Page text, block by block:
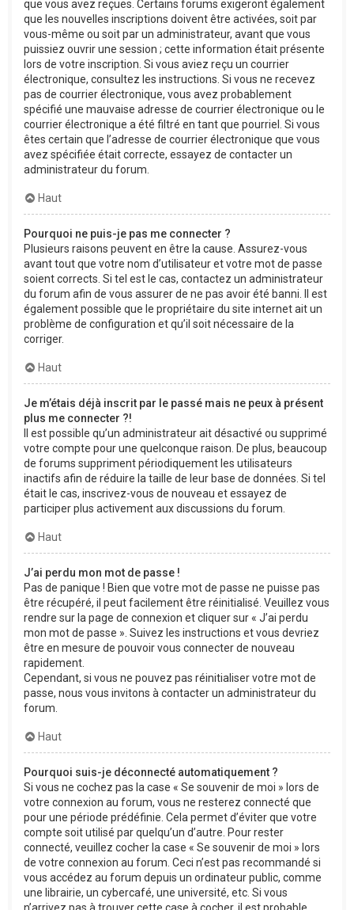
que vous avez reçues. Certains forums exigeront également
que les nouvelles inscriptions doivent être activées, soit par
vous-même ou soit par un administrateur, avant que vous
puissiez ouvrir une session ; cette information était présente
lors de votre inscription. Si vous aviez reçu un courrier
électronique, consultez les instructions. Si vous ne recevez
pas de courrier électronique, vous avez probablement
spécifié une mauvaise adresse de courrier électronique ou le
courrier électronique a été filtré en tant que pourriel. Si vous
êtes certain que l’adresse de courrier électronique que vous
avez spécifiée était correcte, essayez de contacter un
administrateur du forum.
Haut
Pourquoi ne puis-je pas me connecter ?
Plusieurs raisons peuvent en être la cause. Assurez-vous
avant tout que votre nom d’utilisateur et votre mot de passe
soient corrects. Si tel est le cas, contactez un administrateur
du forum afin de vous assurer de ne pas avoir été banni. Il est
également possible que le propriétaire du site internet ait un
problème de configuration et qu’il soit nécessaire de la
corriger.
Haut
Je m’étais déjà inscrit par le passé mais ne peux à présent
plus me connecter ?!
Il est possible qu’un administrateur ait désactivé ou supprimé
votre compte pour une quelconque raison. De plus, beaucoup
de forums suppriment périodiquement les utilisateurs
inactifs afin de réduire la taille de leur base de données. Si tel
était le cas, inscrivez-vous de nouveau et essayez de
participer plus activement aux discussions du forum.
Haut
J’ai perdu mon mot de passe !
Pas de panique ! Bien que votre mot de passe ne puisse pas
être récupéré, il peut facilement être réinitialisé. Veuillez vous
rendre sur la page de connexion et cliquer sur « J’ai perdu
mon mot de passe ». Suivez les instructions et vous devriez
être en mesure de pouvoir vous connecter de nouveau
rapidement.
Cependant, si vous ne pouvez pas réinitialiser votre mot de
passe, nous vous invitons à contacter un administrateur du
forum.
Haut
Pourquoi suis-je déconnecté automatiquement ?
Si vous ne cochez pas la case « Se souvenir de moi » lors de
votre connexion au forum, vous ne resterez connecté que
pour une période prédéfinie. Cela permet d’éviter que votre
compte soit utilisé par quelqu’un d’autre. Pour rester
connecté, veuillez cocher la case « Se souvenir de moi » lors
de votre connexion au forum. Ceci n’est pas recommandé si
vous accédez au forum depuis un ordinateur public, comme
une librairie, un cybercafé, une université, etc. Si vous